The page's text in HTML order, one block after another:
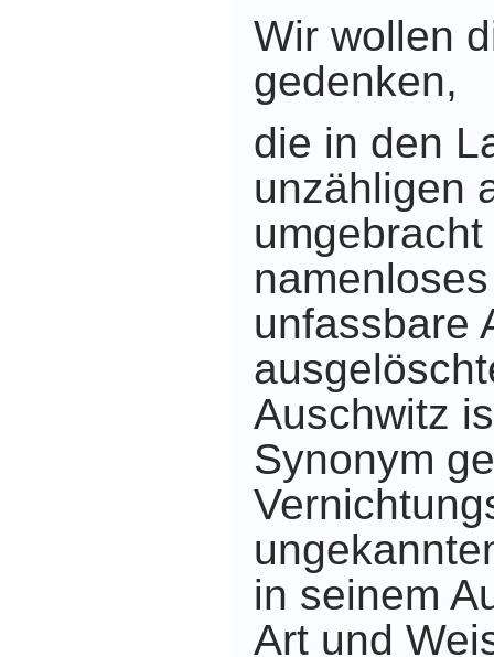
Wir wollen
gedenken,
die in den
unzähligen
unfassbare
Auschwitz
Synonym
in seinem
Art und